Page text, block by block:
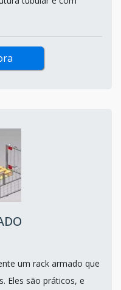
um rack armado que
Eles são práticos, e